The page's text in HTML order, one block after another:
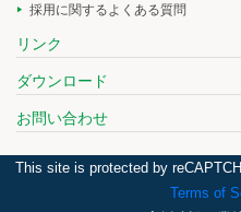
採用に関するよくある質問
リンク
ダウンロード
お問い合わせ
This site is protected by
Terms of